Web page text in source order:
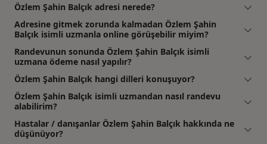
Özlem Şahin Balçık adresi nerede?
Adresine gitmek zorunda kalmadan Özlem Şahin
Balçık isimli uzmanla online görüşebilir miyim?
Randevunun sonunda Özlem Şahin Balçık isimli
uzmana ödeme nasıl yapılır?
Özlem Şahin Balçık hangi dilleri konuşuyor?
Özlem Şahin Balçık isimli uzmandan nasıl randevu
alabilirim?
Hastalar / danışanlar Özlem Şahin Balçık hakkında ne
düşünüyor?